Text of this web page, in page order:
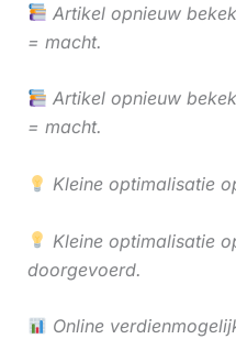
Artikel opnieuw
= macht.
Artikel opnieuw
= macht.
Kleine optimalisatie
Kleine optimalisatie
doorgevoerd.
Online